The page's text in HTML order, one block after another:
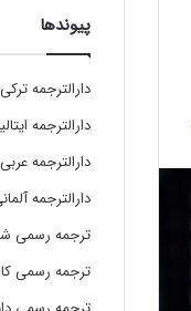
پیوندها
دارالترجمه ترکی
دارالترجمه
دارالترجمه عربی
دارالترجمه
ترجمه رسمی
ترجمه رسمی